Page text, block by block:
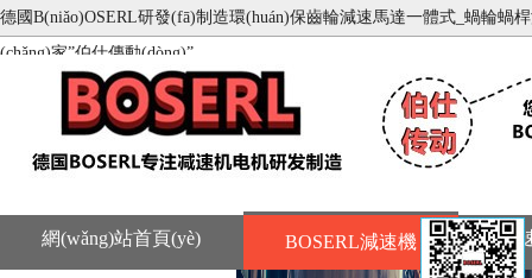
德國B(niǎo)OSERL研發(fā)制造環(huán)保齒輪減速馬達一體式_蝸輪蝸
(chǎng)家”伯仕傳動(dòng)”
網(wǎng)站首頁(yè) BOSERL減速機 減